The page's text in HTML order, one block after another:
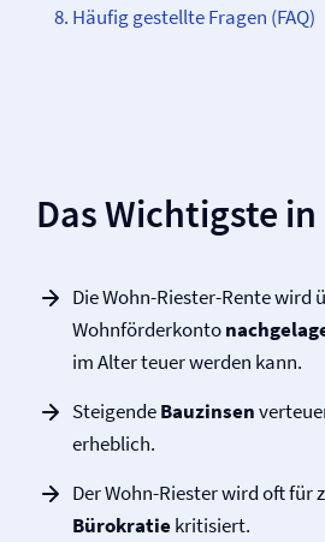
Häufig gestellte Fragen (FAQ)
Das Wichtigste
Die Wohn-Riester-Rente wird
Wohnförderkonto
im Alter teuer werden kann.
SteigendeBauzinsen
erheblich.
Der Wohn-Riester wird oft für
Bürokratiekritisiert.